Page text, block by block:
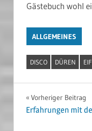
Gästebuch wohl
ALLGEMEINES
DISCO DÜREN
Vorheriger Beitrag
Erfahrungen mit